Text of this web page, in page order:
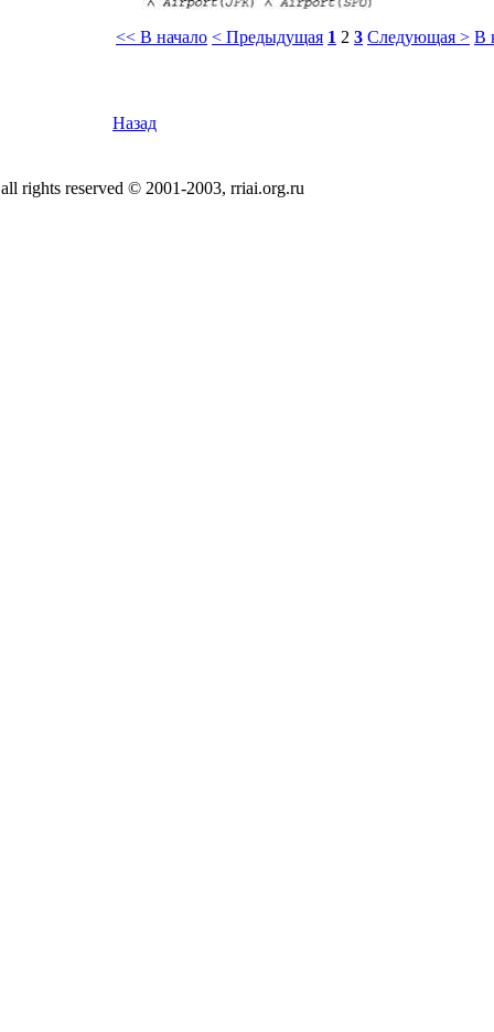
<< В начало < Предыдущая 1 2 3 Следующая > В
Назад
all rights reserved © 2001-2003, rriai.org.ru